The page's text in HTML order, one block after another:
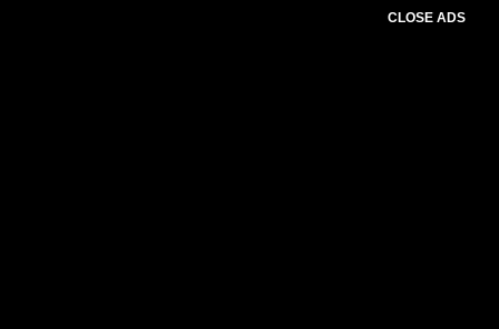
CLOSE ADS